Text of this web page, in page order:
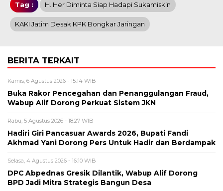
Tag : H. Her Diminta Siap Hadapi Sukamiskin
KAKI Jatim Desak KPK Bongkar Jaringan
BERITA TERKAIT
Kamis, 6 Agustus 2026 - 15:14 WIB
Buka Rakor Pencegahan dan Penanggulangan Fraud,
Wabup Alif Dorong Perkuat Sistem JKN
Rabu, 5 Agustus 2026 - 18:27 WIB
Hadiri Giri Pancasuar Awards 2026, Bupati Fandi
Akhmad Yani Dorong Pers Untuk Hadir dan Berdampak
Selasa, 4 Agustus 2026 - 16:10 WIB
DPC Abpednas Gresik Dilantik, Wabup Alif Dorong
BPD Jadi Mitra Strategis Bangun Desa